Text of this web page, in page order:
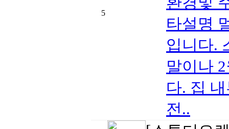
5
타설명
입니다.
말이나
다. 집
전..